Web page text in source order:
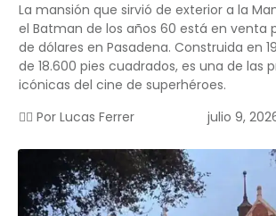
La mansión que sirvió de exterior a la
el Batman de los años 60 está en venta
de dólares en Pasadena. Construida en
de 18.600 pies cuadrados, es una de las
icónicas del cine de superhéroes.
✍🏻 Por Lucas Ferrer julio 9,